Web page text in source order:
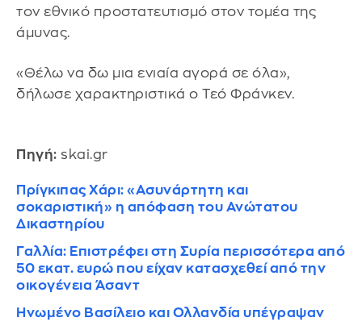
τον εθνικό προστατευτισμό στον τομέα της
άμυνας.
«Θέλω να δω μια ενιαία αγορά σε όλα»,
δήλωσε χαρακτηριστικά ο Τεό Φράνκεν.
Πηγή: skai.gr
Πρίγκιπας Χάρι: «Ασυνάρτητη και
σοκαριστική» η απόφαση του Ανώτατου
Δικαστηρίου
Γαλλία: Επιστρέφει στη Συρία περισσότερα από
50 εκατ. ευρώ που είχαν κατασχεθεί από την
οικογένεια Άσαντ
Ηνωμένο Βασίλειο και Ολλανδία υπέγραψαν